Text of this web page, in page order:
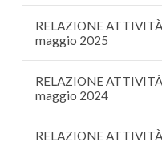
RELAZIONE
maggio 2025
RELAZIONE
maggio 2024
RELAZIONE